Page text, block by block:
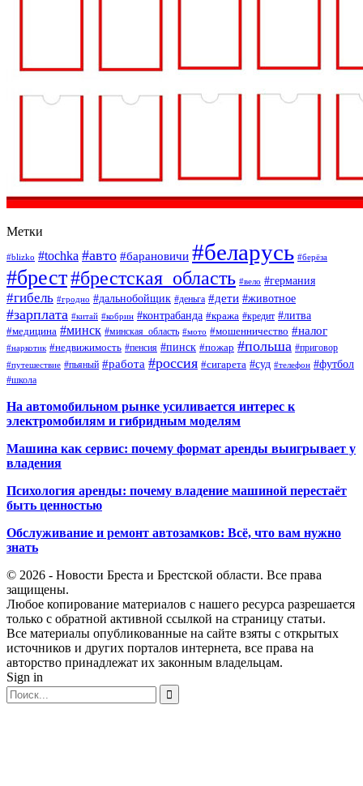
Метки
#blizko #tochka #авто #барановичи #беларусь #берёза
#брест#брестская_область #вело #германия
#гибель #гродно #дальнобойщик #деньга #дети #животное
#зарплата #китай #кобрин #контрабанда #кража #кредит #литва
#медицина #минск #минская_область #мото #мошенничество #налог
#наркотик #недвижимость #пенсия #пинск #пожар #польша #приговор
#путешествие #пьяный #работа #россия #сигарета #суд #телефон #футбол
#школа
На автомобильном рынке усиливается интерес к
электромобилям и гибридным моделям
Машина как сервис: почему формат аренды выигрывает у
владения
Психология аренды: почему владение машиной перестаёт
быть ценностью
Обслуживание и ремонт автозамков: Всё, что вам нужно
знать
© 2026 - Новости Бреста и Брестской области. Все права
защищены.
Любое копирование материалов с нашего ресурса разрешается
только с обратной активной ссылкой на страницу статьи.
Все материалы опубликованные на сайте взяты с открытых
источников и других порталов интернета, все права на
авторство принадлежат их законным владельцам.
Sign in